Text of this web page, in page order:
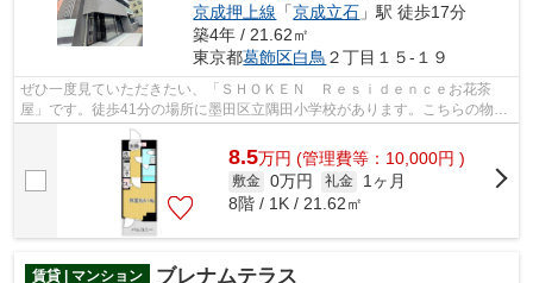
京成押上線 「京成立石 」駅 徒歩17分
築4年 / 21.62㎡
東京都葛飾区白鳥 ２丁目１５-１９
ぜひ一度見ていただきたい、「ＳＨＯＫＥＮ Ｒｅｓｉｄｅｎｃｅお花茶
屋」です。徒歩41分の場所に墨田区立隅田小学校があります。こちらの物件
にはエレベーターがあります。クレジッ...
8.5万円 (管理費等：10,000円 )
敷金 0万円 礼金
1ヶ月
8階 / 1K / 21.62㎡
賃貸 | マンション ブレナムテラス